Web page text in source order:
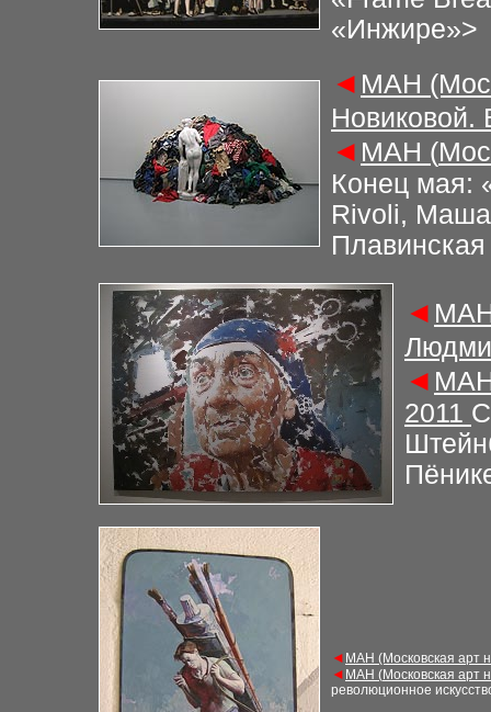
«Инжире»>
◄ МАН
Новиковой.
◄ МАН (
Конец мая:
Rivoli, Маша
◄ М
◄ М
2011
◄ МАН (Московская арт
◄ МАН (Московская арт
революционное